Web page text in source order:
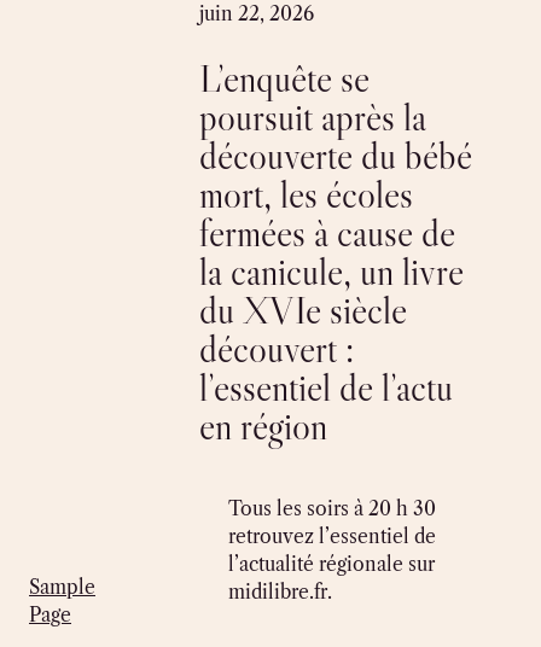
Sample
Page
juin 22, 2026
L’enquête se
poursuit après la
découverte du bébé
mort, les écoles
fermées à cause de
la canicule, un livre
du XVIe siècle
découvert :
l’essentiel de l’actu
en région
Tous les soirs à 20 h 30
retrouvez l’essentiel de
l’actualité régionale sur
midilibre.fr.